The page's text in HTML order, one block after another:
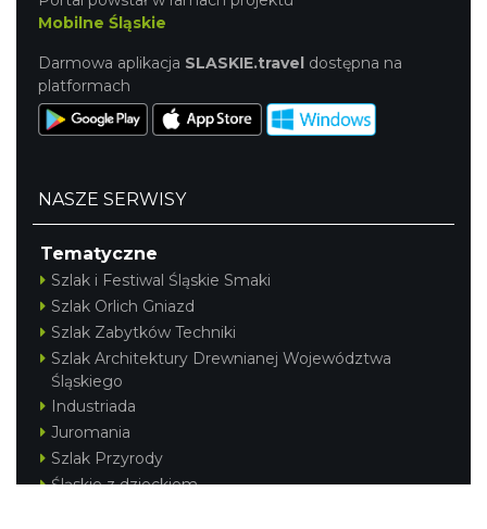
Mobilne Śląskie
Darmowa aplikacja SLASKIE.travel dostępna na
platformach
NASZE SERWISY
Tematyczne
Szlak i Festiwal Śląskie Smaki
Szlak Orlich Gniazd
Szlak Zabytków Techniki
Szlak Architektury Drewnianej Województwa
Śląskiego
Industriada
Juromania
Szlak Przyrody
Śląskie z dzieckiem